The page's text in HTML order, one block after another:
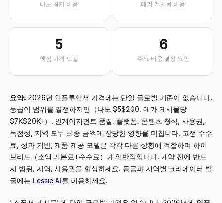
나노 최저 비용 메가 게시물 비용
5
핵심 가격 모델
6
주요 비용 결정 요인
요약: 2026년 인플루언서 가격에는 단일 글로벌 기준이 없습니다.
등급이 범위를 결정하지만（나노 $5$200, 메가 게시물당
$7K$20K+）, 인게이지먼트 품질, 플랫폼, 콘텐츠 형식, 사용권,
독점성, 지역 모두 최종 금액에 상당한 영향을 미칩니다. 고정 수수
료, 성과 기반, 제품 제공 모델은 각각 다른 상황에 적합하며 하이
브리드（소액 기본료+수수료）가 일반적입니다. 계약 전에 반드
시 범위, 지역, 사용권을 협상하세요. 등급과 지역별 크리에이터 발
굴에는 Lessie AI를 이용하세요.